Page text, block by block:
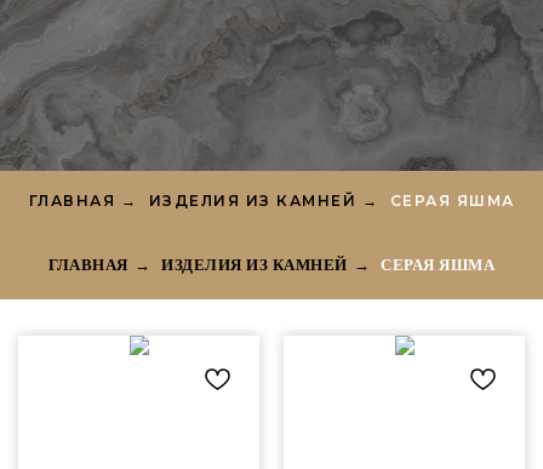
ГЛАВНАЯ → ИЗДЕЛИЯ ИЗ КАМНЕЙ → СЕРАЯ ЯШМА
ГЛАВНАЯ → ИЗДЕЛИЯ ИЗ КАМНЕЙ → СЕРАЯ ЯШМА